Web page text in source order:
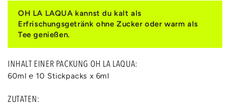
OH LA LAQUA kannst du kalt als
Erfrischungsgetränk ohne Zucker oder warm als
Tee genießen.
INHALT EINER PACKUNG OH LA LAQUA:
60ml ℮ 10 Stickpacks x 6ml
ZUTATEN: